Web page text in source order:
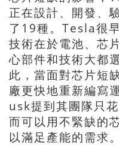
正在設計、開發、
了19種。Tesla很
技術在於電池、芯
心部件和技術大都
此，當面對芯片短
廠更快地重新編寫
usk提到其團隊只
而可以用不緊缺的
以滿足產能的需求。